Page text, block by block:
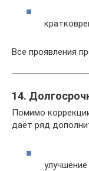
Все проявления
14.
Помимо
даёт ряд